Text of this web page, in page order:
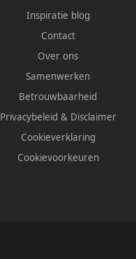
Inspiratie blog
Contact
Over ons
Samenwerken
Betrouwbaarheid
Privacybeleid & Disclaimer
Cookieverklaring
Cookievoorkeuren